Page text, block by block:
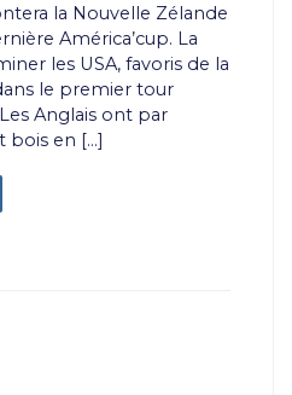
la Nouvelle Zélande
América’cup. La
les USA, favoris de la
le premier tour
Anglais ont par
bois en […]